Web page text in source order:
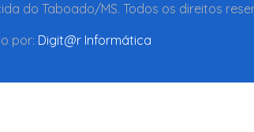
do Taboado/MS. Todos os direitos
por: Digit@r Informática